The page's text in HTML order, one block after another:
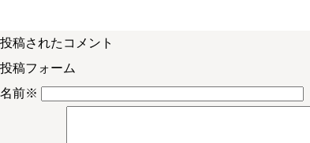
投稿されたコメント
投稿フォーム
名前※